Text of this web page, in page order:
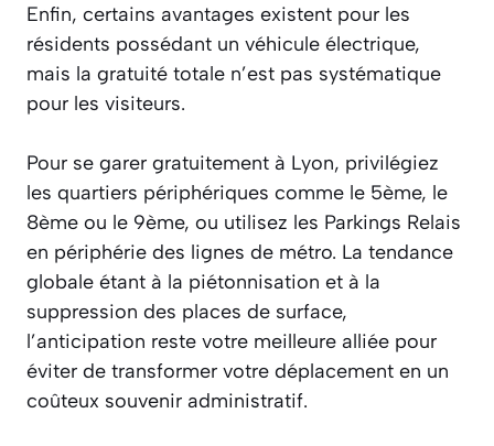
Enfin, certains avantages existent pour les
résidents possédant un véhicule électrique,
mais la gratuité totale n’est pas systématique
pour les visiteurs.
Pour se garer gratuitement à Lyon, privilégiez
les quartiers périphériques comme le 5ème, le
8ème ou le 9ème, ou utilisez les Parkings Relais
en périphérie des lignes de métro. La tendance
globale étant à la piétonnisation et à la
suppression des places de surface,
l’anticipation reste votre meilleure alliée pour
éviter de transformer votre déplacement en un
coûteux souvenir administratif.